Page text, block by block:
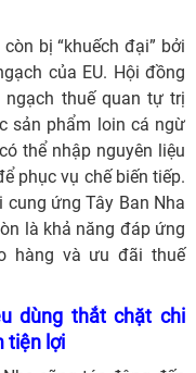
bị “khuếch đại” bởi
của EU. Hội đồng
thuế quan tự trị
sản phẩm loin cá ngừ
thể nhập nguyên liệu
phục vụ chế biến tiếp.
cung ứng Tây Ban Nha
là khả năng đáp ứng
hàng và ưu đãi thuế
dùng thắt chặt chi
tiện lợi